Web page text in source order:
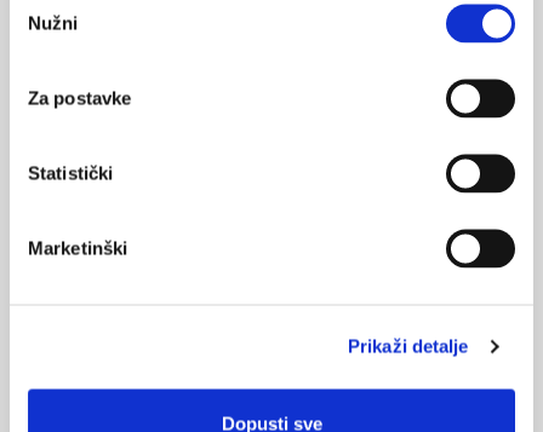
pristanka
Nužni
Za postavke
Statistički
Marketinški
Prikaži detalje
Dopusti sve
Objavljen Zakon o izmjenama i dopunama Zakona o
BOL
Nesteroidni antireumatici i gastrointestinalna